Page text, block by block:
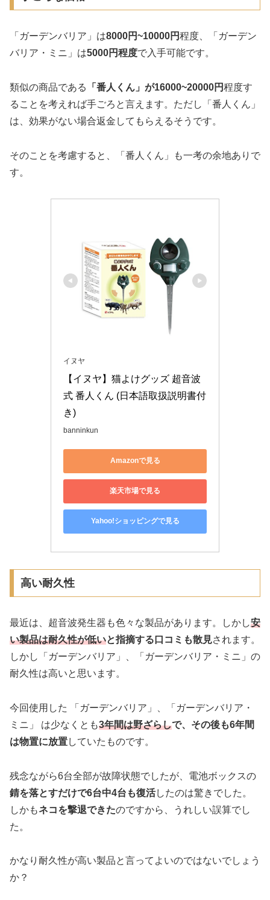
「ガーデンバリア」は8000円~10000円程度、「ガーデン
バリア・ミニ」は5000円程度で入手可能です。
類似の商品である 「番人くん」が16000~20000円程度す
ることを考えれば手ごろと言えます。ただし「番人くん」
は、効果がない場合返金してもらえるそうです。
そのことを考慮すると、「番人くん」も一考の余地ありで
す。
イヌヤ
【イヌヤ】猫よけグッズ 超音波
式 番人くん (日本語取扱説明書付
き)
banninkun
Amazonで見る
楽天市場で見る
Yahoo!ショッピングで見る
高い耐久性
最近は、超音波発生器も色々な製品があります。しかし安
い製品は耐久性が低いと指摘する口コミも散見されます。
しかし「ガーデンバリア」、「ガーデンバリア・ミニ」の
耐久性は高いと思います。
今回使用した 「ガーデンバリア」、「ガーデンバリア・
ミニ」 は少なくとも3年間は野ざらしで、その後も6年間
は物置に放置していたものです。
残念ながら6台全部が故障状態でしたが、電池ボックスの
錆を落とすだけで6台中4台も復活したのは驚きでした。
しかもネコを撃退できたのですから、うれしい誤算でし
た。
かなり耐久性が高い製品と言ってよいのではないでしょう
か？